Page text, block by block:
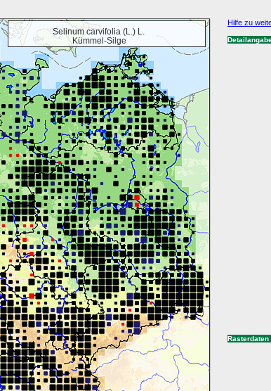
Selinum carvifolia (L.) L.
Kümmel-Silge
Rasterdaten
Hilfe zu